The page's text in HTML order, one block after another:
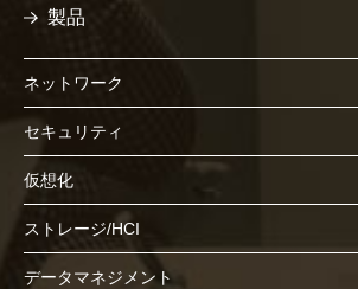
製品
ネットワーク
セキュリティ
仮想化
ストレージ/HCI
データマネジメント